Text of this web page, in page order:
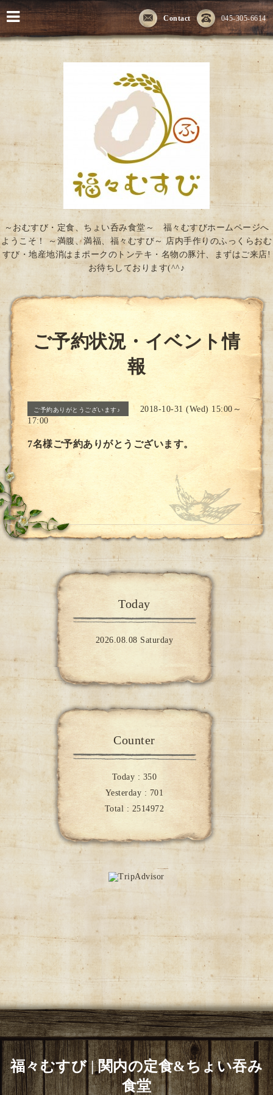
045-305-6614
Contact
～おむすび・定食、ちょい呑み食堂～ 福々むすびホームページへ
ようこそ！ ～満腹、満福、福々むすび～ 店内手作りのふっくらおむ
すび・地産地消はまポークのトンテキ・名物の豚汁、まずはご来店!
お待ちしております(^^♪
ご予約状況・イベント情
報
ご予約ありがとうございます♪
2018-10-31 (Wed) 15:00～
17:00
7名様ご予約ありがとうございます。
Today
2026.08.08 Saturday
Counter
Today : 350
Yesterday : 701
Total : 2514972
福々むすび | 関内の定食&ちょい吞み
食堂